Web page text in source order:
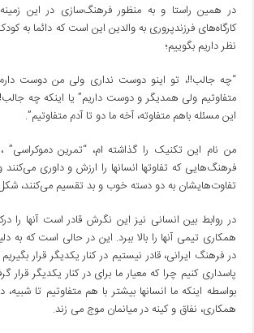
در همین راستا و به منظور فرهنگ‌سازی در این
کارگاه‌های فرزندپروری به والدین این است که دائما به
نظر داریم بگوییم؛
“چه جالب!!، تو اینو دوست نداری ولی من دوست
متفاوتیم ولی همدیگر و دوست داریم” یا اینکه چه
این مسئله باهم متفاوته، آخه ما دو تا آدم متفاوتیم”.
من نام این تکنیک را گذاشته ام، “تمرین دموکراسی”
فرهنگ‌هایی که تفاوتها انسانها را ارزش و داوری
تفاوت‌هایشان به دو دسته خوب و بد تقسیم می‌کنند،
در روابط بین انسانی نیز این نگرش قادر است آنها را
همکاری تیمی آنها را بالا ببرد. این در حالی است که به
در فرهنگ ایرانی، قادر نیستیم در کنار یکدیگر قرار
پاسداری کنیم چرا که معیار ما برای در کنار یکدیگر
بواسطه اینکه ما انسانها بیشتر با هم متفاوتیم تا
همکاری، نفاق و کینه در میانمان موج می زند.